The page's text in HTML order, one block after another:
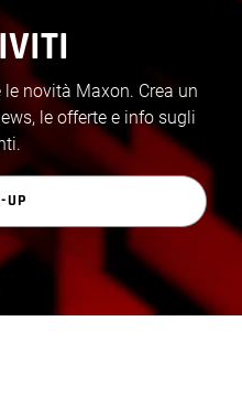
novità Maxon. Crea un
le offerte e info sugli
UP